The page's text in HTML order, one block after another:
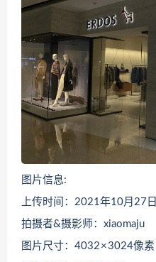
图片信息:
上传时间：2021年10月27日
拍摄者&摄影师：xiaomaju
图片尺寸：4032 × 3024像素